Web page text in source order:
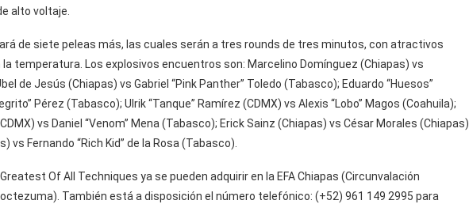
alto voltaje.
de siete peleas más, las cuales serán a tres rounds de tres minutos, con atractivos
temperatura. Los explosivos encuentros son: Marcelino Domínguez (Chiapas) vs
de Jesús (Chiapas) vs Gabriel “Pink Panther” Toledo (Tabasco); Eduardo “Huesos”
Pérez (Tabasco); Ulrik “Tanque” Ramírez (CDMX) vs Alexis “Lobo” Magos (Coahuila);
vs Daniel “Venom” Mena (Tabasco); Erick Sainz (Chiapas) vs César Morales (Chiapas)
vs Fernando “Rich Kid” de la Rosa (Tabasco).
Of All Techniques ya se pueden adquirir en la EFA Chiapas (Circunvalación
También está a disposición el número telefónico: (+52) 961 149 2995 para